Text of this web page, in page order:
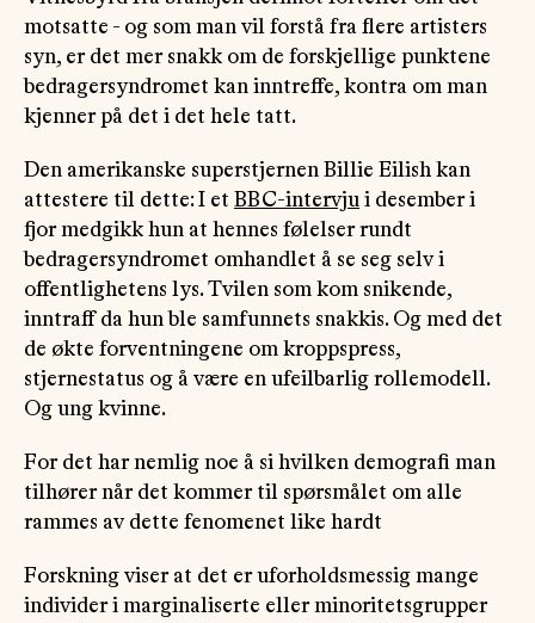
motsatte - og som man vil forstå fra flere artisters
syn, er det mer snakk om de forskjellige punktene
bedragersyndromet kan inntreffe, kontra om man
kjenner på det i det hele tatt.
Den amerikanske superstjernen Billie Eilish kan
attestere til dette: I et BBC-intervju i desember i
fjor medgikk hun at hennes følelser rundt
bedragersyndromet omhandlet å se seg selv i
offentlighetens lys. Tvilen som kom snikende,
inntraff da hun ble samfunnets snakkis. Og med det
de økte forventningene om kroppspress,
stjernestatus og å være en ufeilbarlig rollemodell.
Og ung kvinne.
For det har nemlig noe å si hvilken demografi man
tilhører når det kommer til spørsmålet om alle
rammes av dette fenomenet like hardt
Forskning viser at det er uforholdsmessig mange
individer i marginaliserte eller minoritetsgrupper